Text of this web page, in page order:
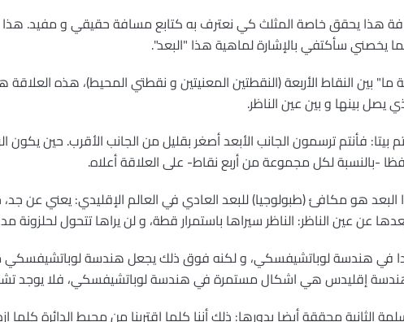
هذا يحقق خاصة المثلث كي نعترف به كتابع مسافة حقيقي و مفيد.
يخصني سأكتفي بالإشارة لماهية هذا "البعد".
بين النقاط الأربعة (النقطتين المعنيتين و نقطتي المحيط)، هذه العلاقة
يصل بينها و بين عين الناظر.
فأنتم ترسمون الجانب الأبعد أصغر بقليل من الجانب الأقرب. حين يكون
-بالنسبة لكل مجموعة من أربع نقاط- على العلاقة أعلاه.
هو مكافئ (طبولوجيا) للبعد العادي في العالم الإقليدي: يعني عن
عن عين الناظر: الناظر سيراها باستمرار قطة، و لن يراها تتحول لحلزونة
في هندسة لوباتشيفسكي، و لكنه فوق ذلك يجعل هندسة لوباتشيفسكي
إقليدس هي اشكال مستمرة في هندسة لوباتشيفسكي، فلا يوجد
محققة أيضا بدورها: ذلك أننا كلما اقتربنا من محيط الدائرة كلما